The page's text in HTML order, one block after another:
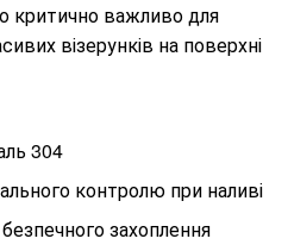
критично важливо для
візерунків на поверхні
304
контролю при наливі
захоплення